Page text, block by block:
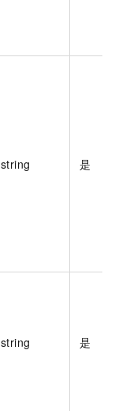
string 是
string 是